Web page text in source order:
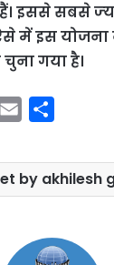
इससे सबसे
ऐसे में इस
गया है।
a
i
a
r
by akhilesh